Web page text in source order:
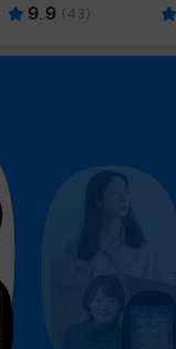
9.9 (43)